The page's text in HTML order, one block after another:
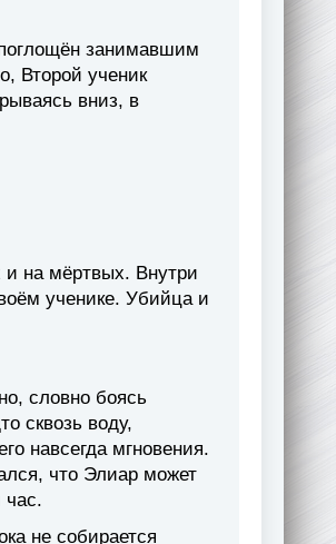
занимавшим
Второй ученик
вниз, в
на мёртвых. Внутри
ученике. Убийца и
словно боясь
сквозь воду,
навсегда мгновения.
что Элиар может
час.
не собирается